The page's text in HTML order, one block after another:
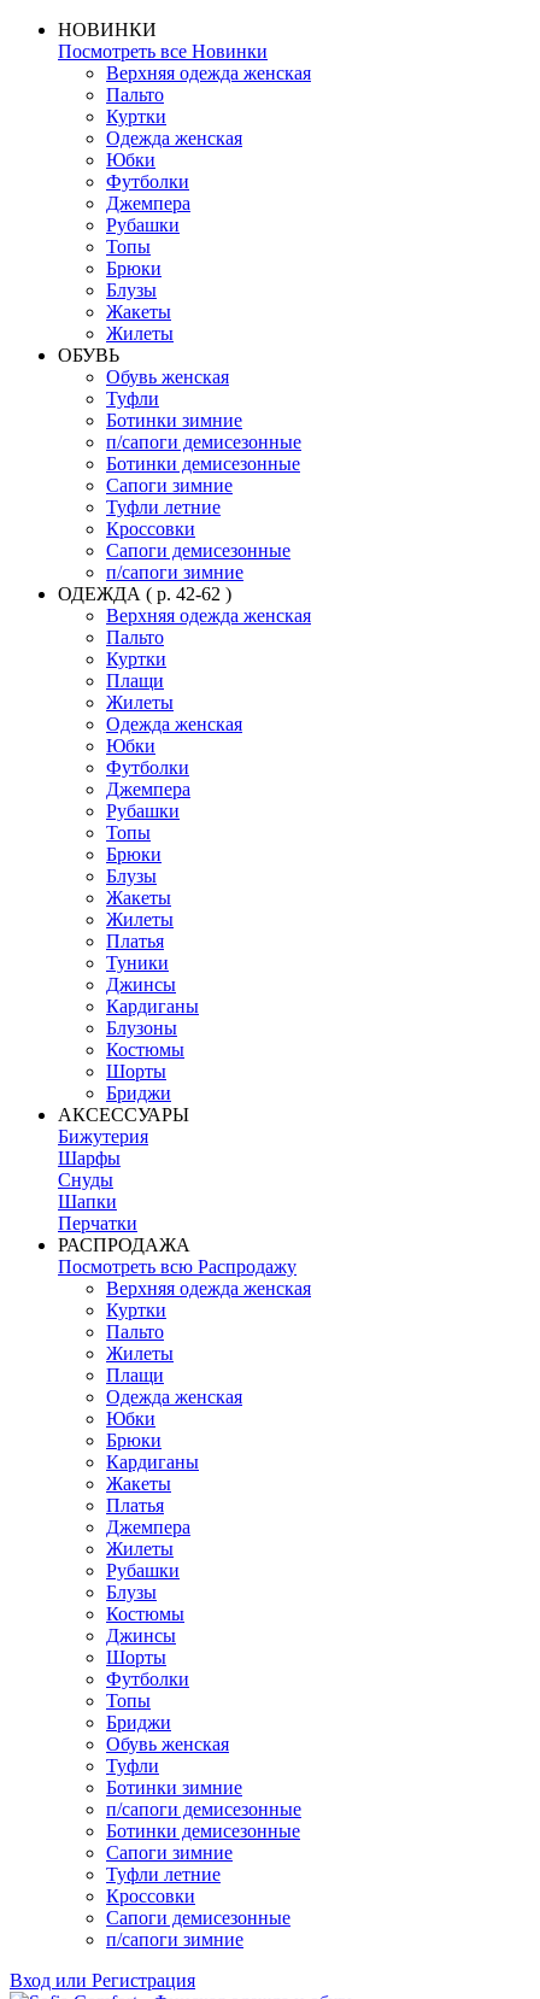
НОВИНКИ
Посмотреть все Новинки
Верхняя одежда женская
Пальто
Куртки
Одежда женская
Юбки
Футболки
Джемпера
Рубашки
Топы
Брюки
Блузы
Жакеты
Жилеты
ОБУВЬ
Обувь женская
Туфли
Ботинки зимние
п/сапоги демисезонные
Ботинки демисезонные
Сапоги зимние
Туфли летние
Кроссовки
Сапоги демисезонные
п/сапоги зимние
ОДЕЖДА ( р. 42-62 )
Верхняя одежда женская
Пальто
Куртки
Плащи
Жилеты
Одежда женская
Юбки
Футболки
Джемпера
Рубашки
Топы
Брюки
Блузы
Жакеты
Жилеты
Платья
Туники
Джинсы
Кардиганы
Блузоны
Костюмы
Шорты
Бриджи
АКСЕССУАРЫ
Бижутерия
Шарфы
Снуды
Шапки
Перчатки
РАСПРОДАЖА
Посмотреть всю Распродажу
Верхняя одежда женская
Куртки
Пальто
Жилеты
Плащи
Одежда женская
Юбки
Брюки
Кардиганы
Жакеты
Платья
Джемпера
Жилеты
Рубашки
Блузы
Костюмы
Джинсы
Шорты
Футболки
Топы
Бриджи
Обувь женская
Туфли
Ботинки зимние
п/сапоги демисезонные
Ботинки демисезонные
Сапоги зимние
Туфли летние
Кроссовки
Сапоги демисезонные
п/сапоги зимние
Вход или Регистрация